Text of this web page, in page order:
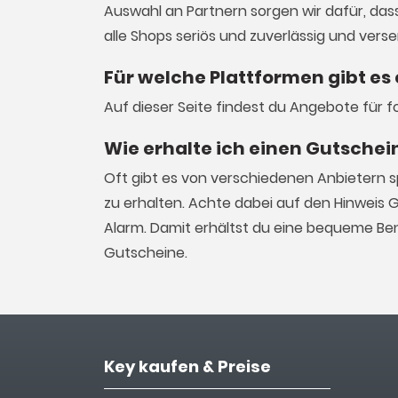
Auswahl an Partnern sorgen wir dafür,
alle Shops seriös und zuverlässig und
Für welche Plattformen gibt es
Auf dieser Seite findest du Angebote für
Wie erhalte ich einen
Oft gibt es von verschiedenen Anbietern
zu erhalten. Achte dabei auf den Hinweis
Alarm. Damit erhältst du eine bequeme
Gutscheine.
Key kaufen & Preise